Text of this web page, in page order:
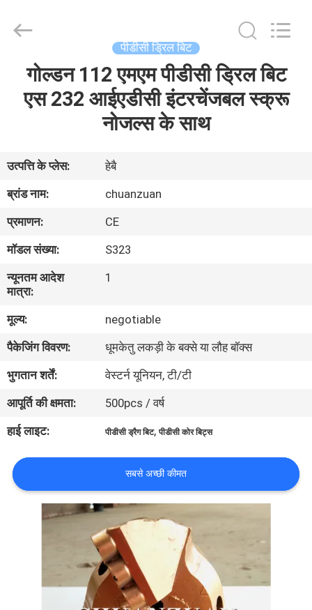
हमारे
बारे
में
कारखाना
भ्रमण
गुणवत्ता
नियंत्रण
संपर्क
करें
समाचार
विनती
Copyright
Drilling
Equipment
Manufacturing
पीडीसी ड्रिल बिट
गोल्डन 112 एमएम पीडीसी ड्रिल बिट
एस 232 आईएडीसी इंटरचेंजबल स्क्रू
नोजल्स के साथ
उत्पत्ति के प्लेस:
हेबै
ब्रांड नाम:
chuanzuan
प्रमाणन:
CE
मॉडल संख्या:
S323
न्यूनतम आदेश
मात्रा:
1
मूल्य:
negotiable
पैकेजिंग विवरण:
धूमकेतु लकड़ी के बक्से या लौह बॉक्स
भुगतान शर्तें:
वेस्टर्न यूनियन, टी/टी
आपूर्ति की क्षमता:
500pcs / वर्ष
हाई लाइट:
पीडीसी ड्रैग बिट,पीडीसी कोर बिट्स
सबसे अच्छी कीमत